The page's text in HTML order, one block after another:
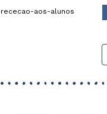
aos-alunos